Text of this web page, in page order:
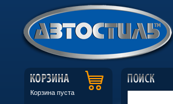
Корзина пуста